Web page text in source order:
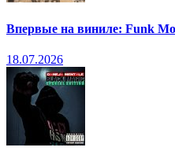
Впервые на виниле: Funk
18.07.2026